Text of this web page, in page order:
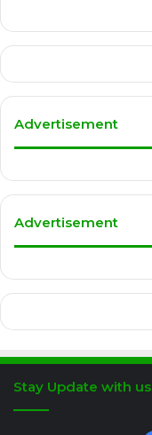
Advertisement
Advertisement
Stay Update with us